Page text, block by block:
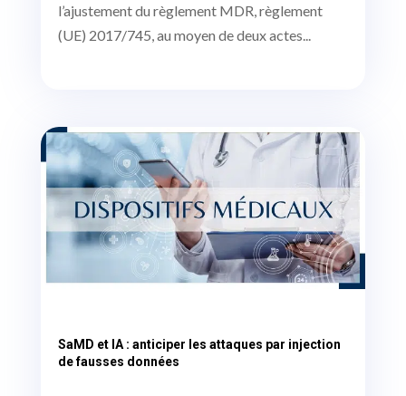
l’ajustement du règlement MDR, règlement
(UE) 2017/745, au moyen de deux actes...
SaMD et IA : anticiper les attaques par injection
de fausses données